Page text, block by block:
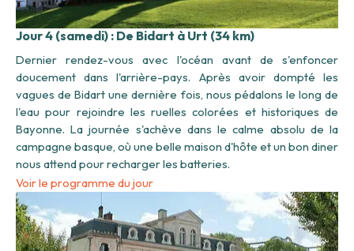
Jour 4 (samedi) : De Bidart à Urt (34 km)
Dernier rendez-vous avec l'océan avant de s'enfoncer
doucement dans l'arrière-pays. Après avoir dompté les
vagues de Bidart une dernière fois, nous pédalons le long de
l'eau pour rejoindre les ruelles colorées et historiques de
Bayonne. La journée s'achève dans le calme absolu de la
campagne basque, où une belle maison d'hôte et un bon diner
nous attend pour recharger les batteries.
Voir le programme du jour